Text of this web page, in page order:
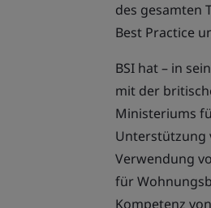
des gesamten
Best Practice
BSI hat– in
mit der
Ministeriums
Unterstützung
Verwendung
für
Kompetenz